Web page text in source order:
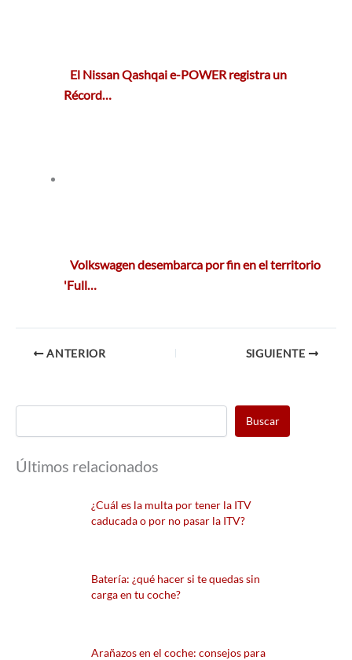
El Nissan Qashqai e-POWER registra un
Récord…
Volkswagen desembarca por fin en el territorio
'Full…
ANTERIOR SIGUIENTE
Buscar
Últimos relacionados
¿Cuál es la multa por tener la ITV
caducada o por no pasar la ITV?
Batería: ¿qué hacer si te quedas sin
carga en tu coche?
Arañazos en el coche: consejos para